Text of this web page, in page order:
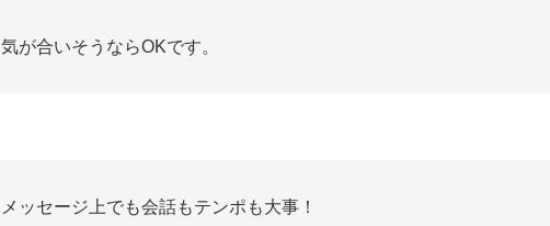
気が合いそうならOKです。
メッセージ上でも会話もテンポも大事！